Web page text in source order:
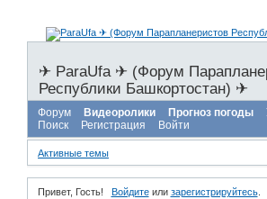
✈ ParaUfa ✈ (Форум
Республики Башкортостан) ✈
Форум Видеоролики Прогноз погоды
Поиск
Регистрация Войти
Активные темы
Привет, Гость! Войдитеили зарегистрируйтесь.